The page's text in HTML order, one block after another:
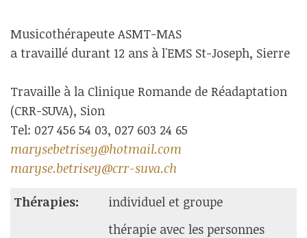
Musicothérapeute ASMT-MAS
a travaillé durant 12 ans à l'EMS St-Joseph, Sierre
Travaille à la Clinique Romande de Réadaptation
(CRR-SUVA), Sion
Tel: 027 456 54 03, 027 603 24 65
marysebetrisey@hotmail.com
maryse.betrisey@crr-suva.ch
Thérapies:
individuel et groupe
thérapie avec les personnes